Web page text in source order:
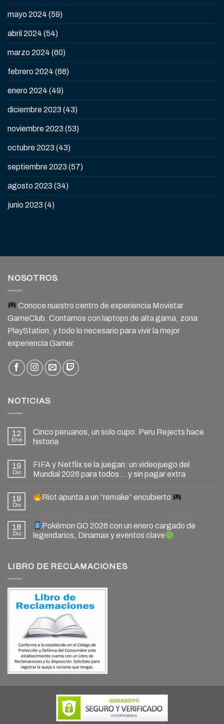
mayo 2024 (59)
abril 2024 (54)
marzo 2024 (60)
febrero 2024 (68)
enero 2024 (49)
diciembre 2023 (43)
noviembre 2023 (53)
octubre 2023 (43)
septiembre 2023 (57)
agosto 2023 (34)
junio 2023 (4)
NOSOTROS
Conoce nuestro centro de experiencia Movistar
GameClub. Contamos con laptops de alta gama, zona
PlayStation, y todo lo necesario para vivir la mejor
experiencia Gamer.
NOTICIAS
12
Ene
Cinco peruanos, un solo cupo: Peru Rejects hace
historia
19
Dic
FIFA y Netflix se la juegan: un videojuego del
Mundial 2026 para todos… y sin pagar extra
19
Dic
Riot apunta a un “remake” encubierto
18
Dic
Pokémon GO 2026 con un enero cargado de
legendarios, Dinamax y eventos clave
LIBRO DE RECLAMACIONES